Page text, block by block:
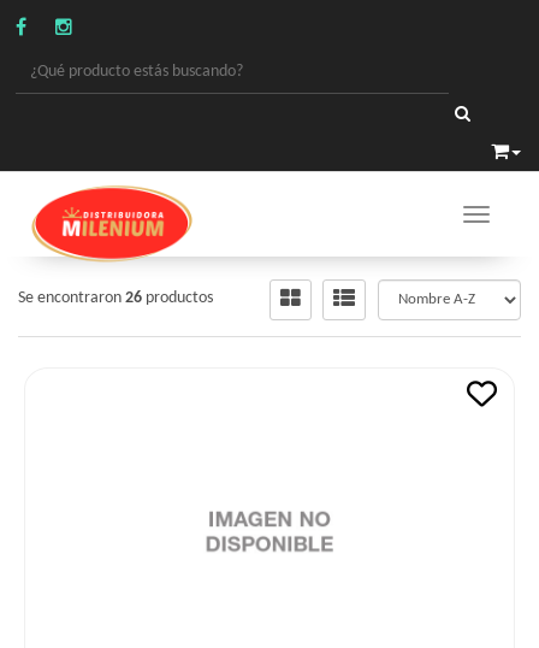
Toggle
ALIMENTOS
CAFE MOLIDO
Se encontraron 26 productos